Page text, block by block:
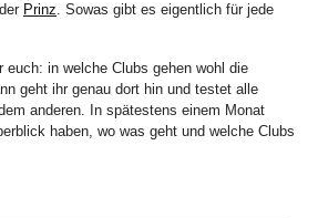
Prinz. Sowas gibt es eigentlich für jede
in welche Clubs gehen wohl die
geht ihr genau dort hin und testet alle
anderen. In spätestens einem Monat
haben, wo was geht und welche Clubs